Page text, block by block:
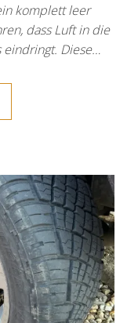
komplett leer
dass Luft in die
eindringt. Diese…